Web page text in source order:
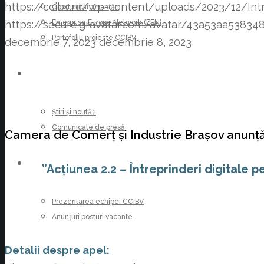
Oportunități finanțări
Enterprise Europe Network (EEN)
Portofoliu proiecte CCIBV
Știri și noutăți
Comunicate de presă
CARIERE
Prezentarea echipei CCIBV
Anunțuri posturi vacante
https://ccibv.ro/wp-content/uploads/2023/12/
https://secure.gravatar.com/avatar/
decembrie 7, 2023 decembrie 8, 2023
Camera de Comerț și Industrie Brașov
”Acțiunea 2.2 – Întreprinderi digitale
Detalii despre apel: